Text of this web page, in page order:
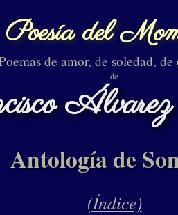
Poesía del
de amor, de soledad, de
de
Antología de
(Índice)